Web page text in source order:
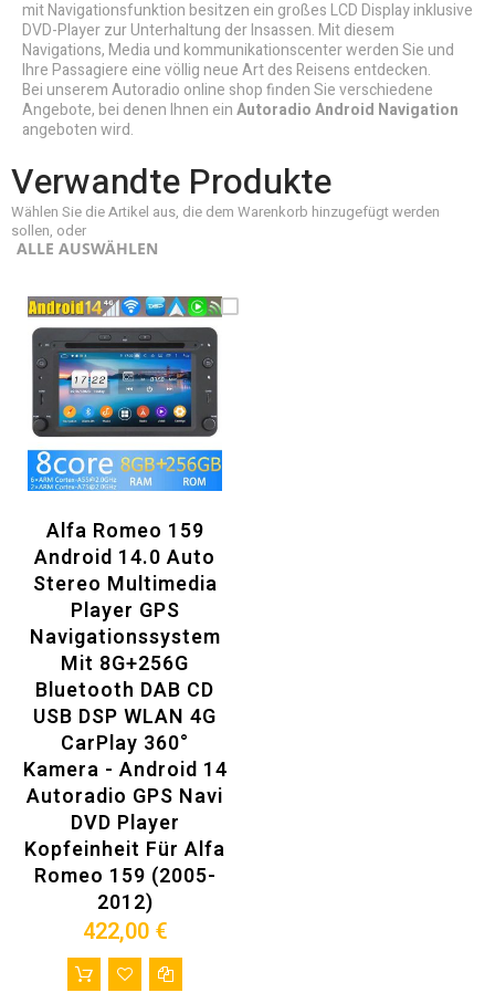
mit Navigationsfunktion besitzen ein großes LCD Display inklusive
DVD-Player zur Unterhaltung der Insassen. Mit diesem
Navigations, Media und kommunikationscenter werden Sie und
Ihre Passagiere eine völlig neue Art des Reisens entdecken.
Bei unserem Autoradio online shop finden Sie verschiedene
Angebote, bei denen Ihnen einAutoradio Android Navigation
angeboten wird.
Verwandte Produkte
Wählen Sie die Artikel aus, die dem Warenkorb hinzugefügt werden
sollen, oder
ALLE AUSWÄHLEN
Alfa Romeo 159
Android 14.0 Auto
Stereo Multimedia
Player GPS
Navigationssystem
Mit 8G+256G
Bluetooth DAB CD
USB DSP WLAN 4G
CarPlay 360°
Kamera - Android 14
Autoradio GPS Navi
DVD Player
Kopfeinheit Für Alfa
Romeo 159 (2005-
2012)
422,00 €